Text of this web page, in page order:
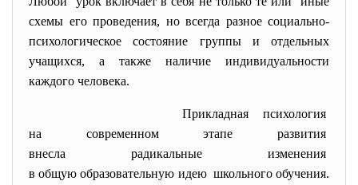
схемы его проведения, но всегда разное социально-
психологическое состояние группы и отдельных
учащихся, а также наличие индивидуальности
каждого человека.
Прикладнаяпсихология
на современном этапе развития
внесла радикальные изменения
в общую образовательную идею школьного обучения.